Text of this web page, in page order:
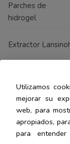
Parches de
hidrogel
Extractor
para
bebé.
Utilizamos
mejorar su
web, para
apropiados,
para